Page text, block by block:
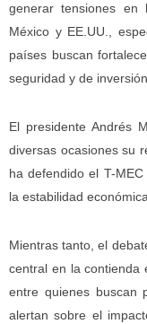
generar tensiones en
México y EE.UU.,
países buscan
seguridad y de inversión.
El presidente Andrés
diversas ocasiones su
ha defendido el T-
la estabilidad
Mientras tanto, el
central en la contienda
entre quienes buscan
alertan sobre el